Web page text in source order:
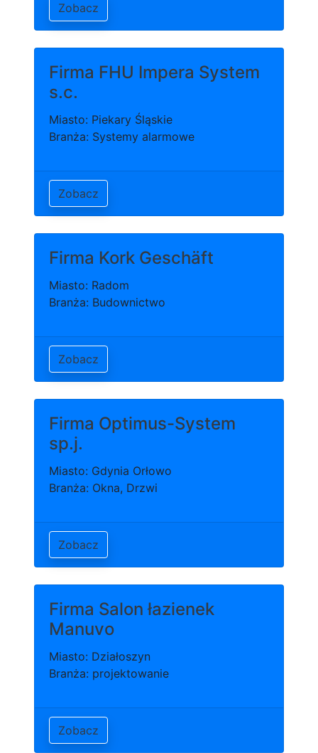
Zobacz
Firma FHU Impera System
s.c.
Miasto: Piekary Śląskie
Branża: Systemy alarmowe
Zobacz
Firma Kork Geschäft
Miasto: Radom
Branża: Budownictwo
Zobacz
Firma Optimus-System
sp.j.
Miasto: Gdynia Orłowo
Branża: Okna, Drzwi
Zobacz
Firma Salon łazienek
Manuvo
Miasto: Działoszyn
Branża: projektowanie
Zobacz